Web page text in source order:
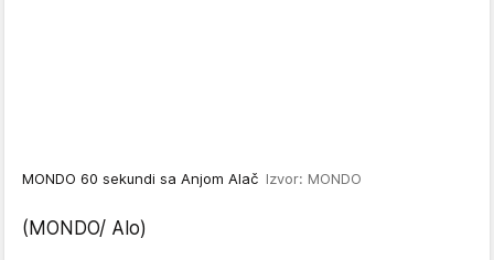
MONDO 60 sekundi sa Anjom Alač Izvor: MONDO
(MONDO/ Alo)